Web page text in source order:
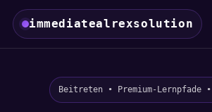
immediatealrexsolution
Beitreten • Premium-Lernpfade